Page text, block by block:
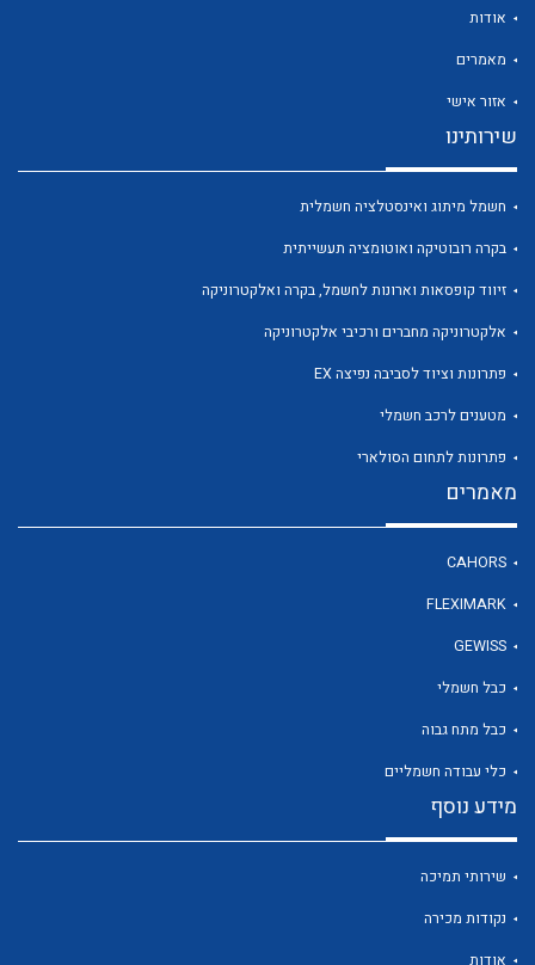
לכל מוצרי היצרן
אודות
מאמרים
אזור אישי
שירותינו
חשמל מיתוג ואינסטלציה חשמלית
בקרה רובוטיקה ואוטומציה תעשייתית
זיווד קופסאות וארונות לחשמל, בקרה ואלקטרוניקה
אלקטרוניקה מחברים ורכיבי אלקטרוניקה
פתרונות וציוד לסביבה נפיצה EX
מטענים לרכב חשמלי
פתרונות לתחום הסולארי
מאמרים
CAHORS
FLEXIMARK
GEWISS
כבל חשמלי
כבל מתח גבוה
כלי עבודה חשמליים
מידע נוסף
שירותי תמיכה
נקודות מכירה
אודות